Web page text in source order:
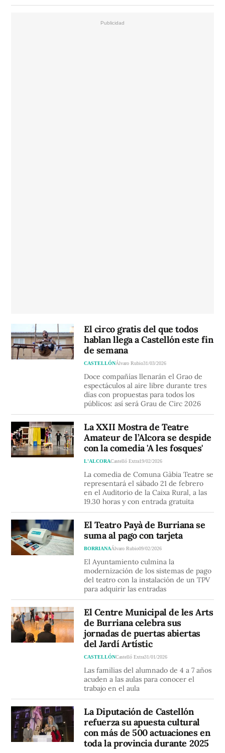
El circo gratis del que todos
hablan llega a Castellón este fin
de semana
CASTELLÓNÁlvaro Rubio31/03/2026
Doce compañías llenarán el Grao de
espectáculos al aire libre durante tres
días con propuestas para todos los
públicos: así será Grau de Circ 2026
La XXII Mostra de Teatre
Amateur de l’Alcora se despide
con la comedia 'A les fosques'
L'ALCORACastelló Extra19/02/2026
La comedia de Comuna Gàbia Teatre se
representará el sábado 21 de febrero
en el Auditorio de la Caixa Rural, a las
19.30 horas y con entrada gratuita
El Teatro Payà de Burriana se
suma al pago con tarjeta
BORRIANAÁlvaro Rubio09/02/2026
El Ayuntamiento culmina la
modernización de los sistemas de pago
del teatro con la instalación de un TPV
para adquirir las entradas
El Centre Municipal de les Arts
de Burriana celebra sus
jornadas de puertas abiertas
del Jardí Artístic
CASTELLÓNCastelló Extra31/01/2026
Las familias del alumnado de 4 a 7 años
acuden a las aulas para conocer el
trabajo en el aula
La Diputación de Castellón
refuerza su apuesta cultural
con más de 500 actuaciones en
toda la provincia durante 2025